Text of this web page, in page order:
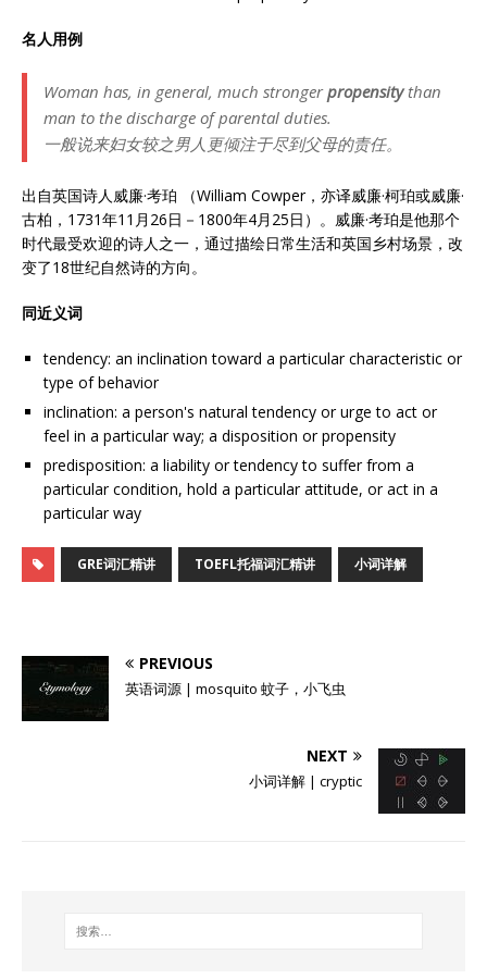
名人用例
Woman has, in general, much strongerpropensitythan
man to the discharge of parental duties.
一般说来妇女较之男人更倾注于尽到父母的责任。
出自英国诗人威廉·考珀 （William Cowper，亦译威廉·柯珀或威廉·
古柏，1731年11月26日－1800年4月25日）。威廉·考珀是他那个
时代最受欢迎的诗人之一，通过描绘日常生活和英国乡村场景，改
变了18世纪自然诗的方向。
同近义词
tendency: an inclination toward a particular characteristic or
type of behavior
inclination: a person's natural tendency or urge to act or
feel in a particular way; a disposition or propensity
predisposition: a liability or tendency to suffer from a
particular condition, hold a particular attitude, or act in a
particular way
GRE词汇精讲 TOEFL托福词汇精讲 小词详解
PREVIOUS
英语词源 | mosquito 蚊子，小飞虫
NEXT
小词详解 | cryptic